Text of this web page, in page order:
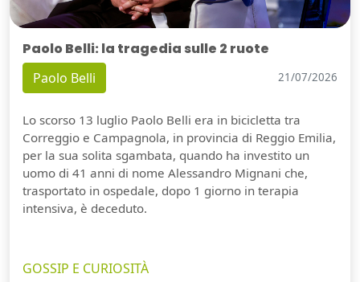
Paolo Belli: la tragedia sulle 2 ruote
Paolo Belli 21/07/2026
Lo scorso 13 luglio Paolo Belli era in bicicletta tra
Correggio e Campagnola, in provincia di Reggio Emilia,
per la sua solita sgambata, quando ha investito un
uomo di 41 anni di nome Alessandro Mignani che,
trasportato in ospedale, dopo 1 giorno in terapia
intensiva, è deceduto.
GOSSIP E CURIOSITÀ